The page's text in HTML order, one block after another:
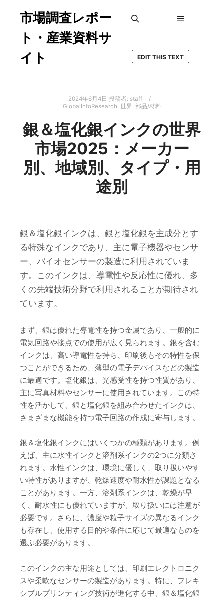
市場調査レポー
ト・産業資料サ
イト
EDIT THIS TEXT
2024年6月4日 投稿者: staff
GlobalInfoResearch, 世界, 部品/材料
銀＆塩化銀インクの世界
市場2025：メーカー
別、地域別、タイプ・用
途別
銀＆塩化銀インクは、銀と塩化銀を主成分とす
る特殊なインクであり、主に電子機器やセンサ
ー、バイオセンサーの製造に利用されていま
す。このインクは、導電性や反応性に優れ、多
くの先端技術分野で利用されることが期待され
ています。
まず、銀は優れた導電性を持つ金属であり、一般的に
電気回路や接点での使用が広く見られます。銀を含む
インクは、高い導電性を持ち、印刷後もその特性を保
つことができるため、薄型の電子デバイスなどの製造
に最適です。塩化銀は、光感受性を持つ性質があり、
主に写真材料やセンサーに使用されています。この特
性を活かして、銀と塩化銀を組み合わせたインクは、
さまざまな機能を持つ電子回路の作成に寄与します。
銀＆塩化銀インクにはいくつかの種類があります。例
えば、主に水性インクと溶剤系インクの2つに分類さ
れます。水性インクは、環境に優しく、取り扱いやす
い特性がありますが、乾燥速度や耐水性が課題となる
ことがあります。一方、溶剤系インクは、乾燥が早
く、耐水性にも優れていますが、取り扱いには注意が
必要です。さらに、濃度や粒子サイズの異なるインク
も存在し、使用する目的や条件に応じて最適なものを
選ぶ必要があります。
このインクの主な用途としては、印刷エレクトロニク
スや柔軟なセンサーの製造があります。特に、フレキ
シブルプリンティング技術が進化する中、銀＆塩化銀